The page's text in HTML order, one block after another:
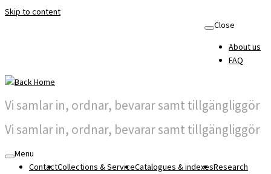
Skip to content
Close
About us
FAQ
Vi samlar in, ordnar, bevarar samt tillgängliggör
Vi samlar in, ordnar, bevarar samt tillgängliggör
Menu
ContactCollections & ServiceCatalogues & indexesResearch